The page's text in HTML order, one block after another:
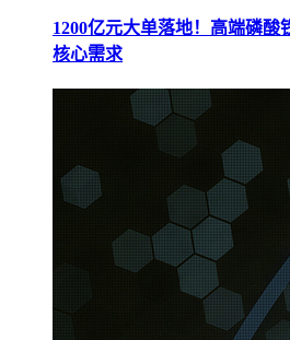
1200亿元大单落地！高端磷酸
核心需求